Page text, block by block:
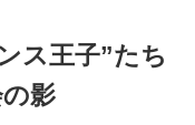
ス王子”たち
影